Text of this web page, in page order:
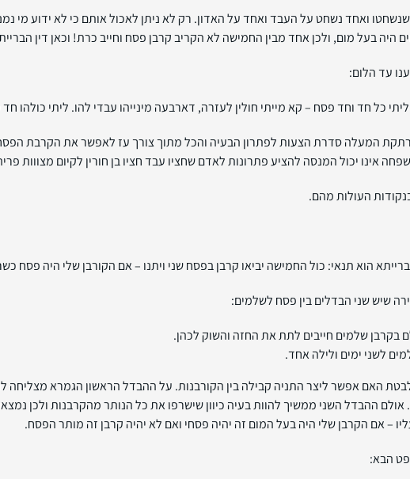
ואחד נשחט על העבד ואחד על האדון. רק לא ניתן לאכול אותם כי לא ידוע מי
בעל מום, ולכן אחד מבין החמישה לא הקריב קרבן פסח וחייב כרת! וכאן דין
עד הלום:
כל חד וחד פסח – קא מייתי חולין לעזרה, דארבעה מינייהו עבדי להו. ליתי כולהו
המעלה סדרת הצעות לפתרון הבעיה והכל מתוך צורך עז לאפשר את הקרבת
אינו יכול המנסה להציע פתרונות לאדם שחציו עבד חציו בן חורין לקיום מצווות
בנקודות העולות מהם.
הוא תנאי: כול החמישה יביאו קרבן בפסח שני ויתנו – אם הקורבן שלי היה פסח
שיש שני הבדלים בין פסח לשלמים:
בקרבן שלמים חייבים לתת את החזה והשוק לכהן.
לשני ימים ולילה אחד.
האם אפשר ליצר התניה קבילה בין הקורבנות. על ההבדל הראשון הגמרא
ההבדל השני ממשיך להוות בעיה כיוון שישרפו את כל הנותר מהקרבנות ולכן
– אם הקרבן שלי היה בעל המום זה יהיה פסחי ואם לא יהיה קרבן זה מותר הפסח.
הבא: